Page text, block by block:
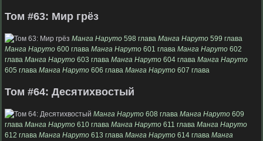
Том #63: Мир грёз
Манга Наруто 598 глава Манга Наруто 599 глава
Манга Наруто 600 глава Манга Наруто 601 глава Манга Наруто 602
глава Манга Наруто 603 глава Манга Наруто 604 глава Манга Наруто
605 глава Манга Наруто 606 глава Манга Наруто 607 глава
Том #64: Десятихвостый
Манга Наруто 608 глава Манга Наруто 609
глава Манга Наруто 610 глава Манга Наруто 611 глава Манга Наруто
612 глава Манга Наруто 613 глава Манга Наруто 614 глава Манга